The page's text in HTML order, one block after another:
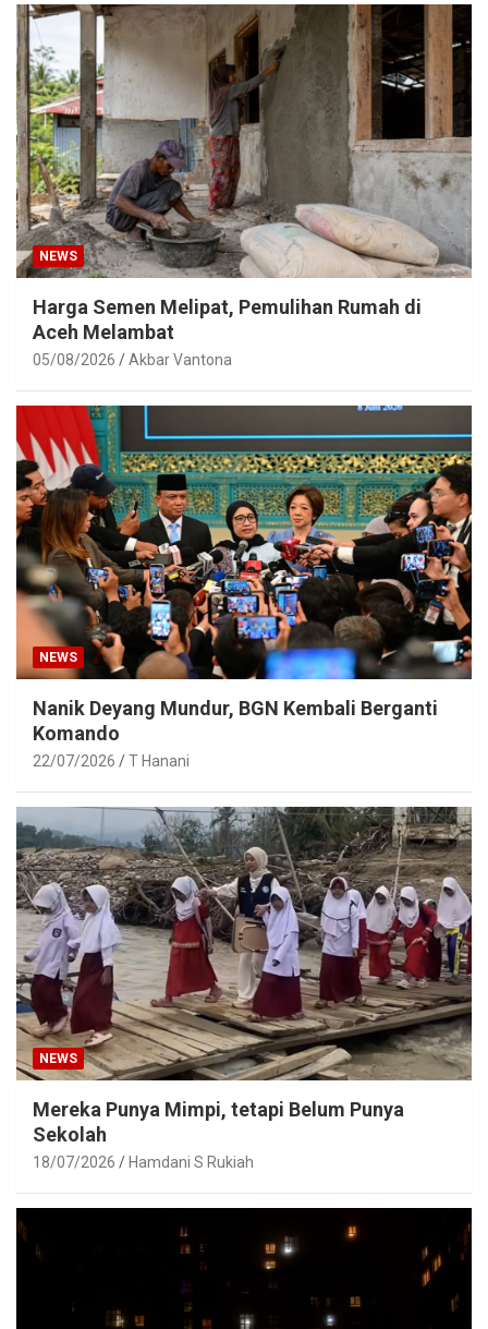
NEWS
Harga Semen Melipat, Pemulihan Rumah di
Aceh Melambat
05/08/2026 Akbar Vantona
NEWS
Nanik Deyang Mundur, BGN Kembali Berganti
Komando
22/07/2026 T Hanani
NEWS
Mereka Punya Mimpi, tetapi Belum Punya
Sekolah
18/07/2026 Hamdani S Rukiah